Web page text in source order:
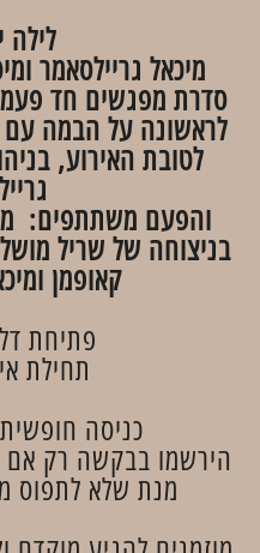
לילה
מיכאל גריילסאמר
סדרת מפגשים חד
לראשונה על הבמה עם
לטובת האירוע,
בניצוחה של שריל
קאופמן
פתיחת
תחילת
כניסה
הירשמו בבקשה רק אם
מנת שלא לתפוס